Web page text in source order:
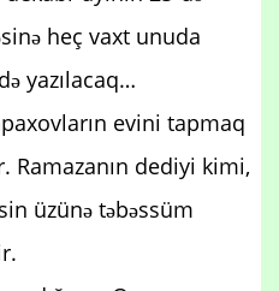
heç vaxt unuda
yazılacaq…
evini tapmaq
Ramazanın dediyi kimi,
üzünə təbəssüm